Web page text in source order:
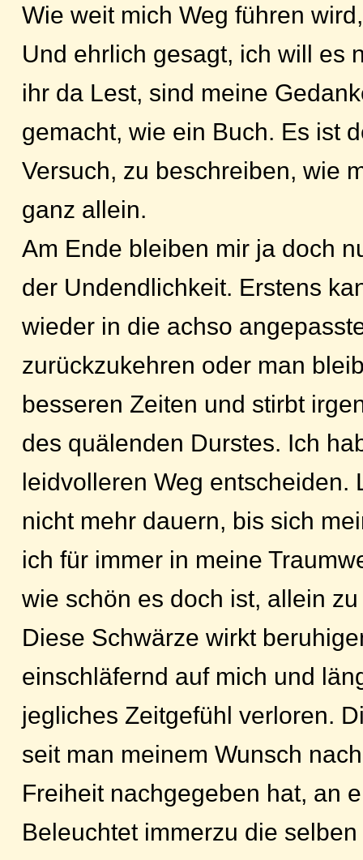
Wie weit mich Weg führen
Und ehrlich gesagt, ich will es
ihr da Lest, sind meine
gemacht, wie ein Buch. Es ist
Versuch, zu beschreiben, wie
ganz allein.
Am Ende bleiben mir ja doch
der Undendlichkeit. Erstens
wieder in die achso
zurückzukehren oder man
besseren Zeiten und stirbt
des quälenden Durstes. Ich
leidvolleren Weg entscheiden.
nicht mehr dauern, bis sich
ich für immer in meine
wie schön es doch ist, allein
Diese Schwärze wirkt
einschläfernd auf mich und
jegliches Zeitgefühl verloren.
seit man meinem Wunsch
Freiheit nachgegeben hat, an
Beleuchtet immerzu die